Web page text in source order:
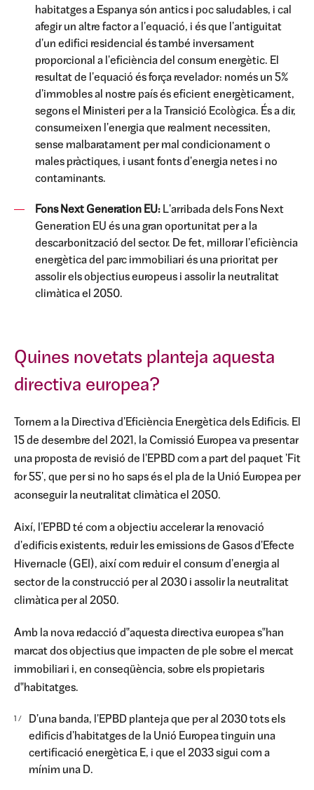
habitatges a Espanya són antics i poc saludables, i cal
afegir un altre factor a l'equació, i és que l'antiguitat
d'un edifici residencial és també inversament
proporcional a l'eficiència del consum energètic. El
resultat de l'equació és força revelador: només un 5%
d'immobles al nostre país és eficient energèticament,
segons el Ministeri per a la Transició Ecològica. És a dir,
consumeixen l'energia que realment necessiten,
sense malbaratament per mal condicionament o
males pràctiques, i usantfonts d'energia netes i no
contaminants.
Fons Next Generation EU: L'arribada dels Fons Next
Generation EU és una gran oportunitat per a la
descarbonització del sector. De fet, millorar l'eficiència
energètica del parc immobiliari és una prioritat per
assolir elsobjectius europeus i assolir la neutralitat
climàtica el 2050.
Quines novetats planteja aquesta
directiva europea?
Tornem a la Directiva d'Eficiència Energètica dels Edificis. El
15 de desembre del 2021, la Comissió Europea va presentar
una proposta de revisió de l'EPBD com a part del paquet 'Fit
for 55', que per si no ho saps és el pla de la Unió Europea per
aconseguir la neutralitat climàtica el 2050.
Així, l'EPBD té com a objectiu accelerar la renovació
d'edificis existents, reduir les emissions de Gasos d'Efecte
Hivernacle (GEI), així com reduir el consum d'energia al
sector de la construcció per al 2030 i assolir la neutralitat
climàtica per al 2050.
Amb la nova redacció d‟aquesta directiva europea s‟han
marcat dos objectius que impacten de ple sobre el mercat
immobiliari i, en conseqüència, sobre els propietaris
d‟habitatges.
D'una banda, l'EPBD planteja que per al 2030 tots els
edificis d'habitatges de la Unió Europea tinguin una
certificació energètica E, i que el 2033 sigui com a
mínim una D.